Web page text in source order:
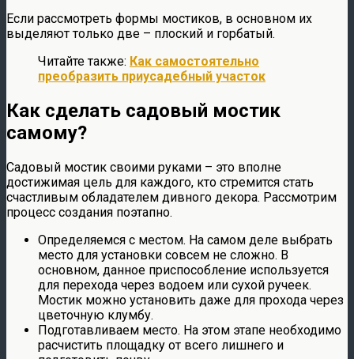
Если рассмотреть формы мостиков, в основном их
выделяют только две – плоский и горбатый.
Читайте также: Как самостоятельно
преобразить приусадебный участок
Как сделать садовый мостик
самому?
Садовый мостик своими руками – это вполне
достижимая цель для каждого, кто стремится стать
счастливым обладателем дивного декора. Рассмотрим
процесс создания поэтапно.
Определяемся с местом. На самом деле выбрать
место для установки совсем не сложно. В
основном, данное приспособление используется
для перехода через водоем или сухой ручеек.
Мостик можно установить даже для прохода через
цветочную клумбу.
Подготавливаем место. На этом этапе необходимо
расчистить площадку от всего лишнего и